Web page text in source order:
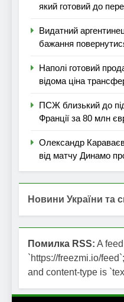
який готовий до
Видатний
бажання
Наполі готовий
відома ціна
ПСЖ близький до
Франції за 80 млн
Олександр
від матчу Динамо
Новини України та
Помилка RSS: A
`https://freezmi.io/
and content-type is